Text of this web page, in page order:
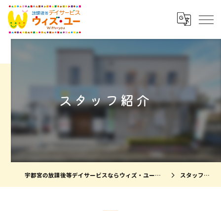
スタッフ紹介
宇都宮の放課後等デイサービスならウィズ・ユー宇都宮瑞穂 スタッフ紹介